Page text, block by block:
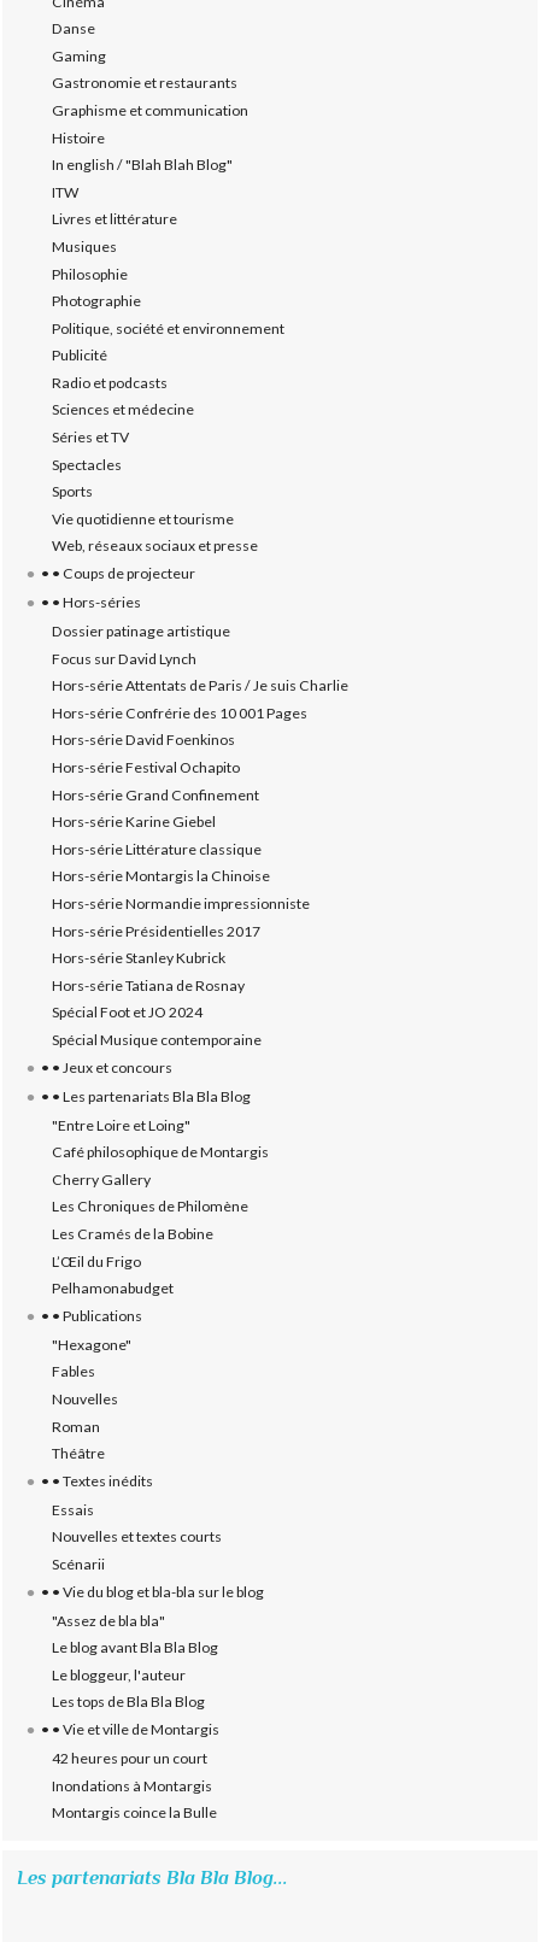
Danse
Gaming
Gastronomie et restaurants
Graphisme et communication
Histoire
In english / "Blah Blah Blog"
ITW
Livres et littérature
Musiques
Philosophie
Photographie
Politique, société et environnement
Publicité
Radio et podcasts
Sciences et médecine
Séries et TV
Spectacles
Sports
Vie quotidienne et tourisme
Web, réseaux sociaux et presse
• • Coups de projecteur
• • Hors-séries
Dossier patinage artistique
Focus sur David Lynch
Hors-série Attentats de Paris / Je suis Charlie
Hors-série Confrérie des 10 001 Pages
Hors-série David Foenkinos
Hors-série Festival Ochapito
Hors-série Grand Confinement
Hors-série Karine Giebel
Hors-série Littérature classique
Hors-série Montargis la Chinoise
Hors-série Normandie impressionniste
Hors-série Présidentielles 2017
Hors-série Stanley Kubrick
Hors-série Tatiana de Rosnay
Spécial Foot et JO 2024
Spécial Musique contemporaine
• • Jeux et concours
• • Les partenariats Bla Bla Blog
"Entre Loire et Loing"
Café philosophique de Montargis
Cherry Gallery
Les Chroniques de Philomène
Les Cramés de la Bobine
L’‎Œil du Frigo
Pelhamonabudget
• • Publications
"Hexagone"
Fables
Nouvelles
Roman
Théâtre
• • Textes inédits
Essais
Nouvelles et textes courts
Scénarii
• • Vie du blog et bla-bla sur le blog
"Assez de bla bla"
Le blog avant Bla Bla Blog
Le bloggeur, l'auteur
Les tops de Bla Bla Blog
• • Vie et ville de Montargis
42 heures pour un court
Inondations à Montargis
Montargis coince la Bulle
Les partenariats Bla Bla Blog...